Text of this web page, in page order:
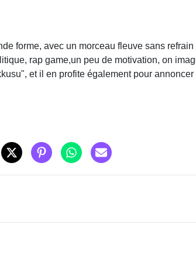
forme, avec un morceau fleuve sans
rap game,un peu de motivation, on
et il en profite également pour